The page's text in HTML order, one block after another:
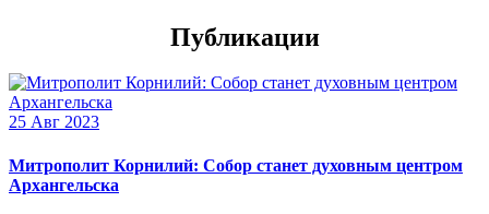
Публикации
25 Авг 2023
Митрополит Корнилий: Собор станет духовным центром
Архангельска